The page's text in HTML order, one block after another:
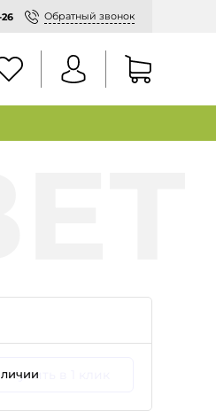
Обратный звонок
Купить в 1 клик